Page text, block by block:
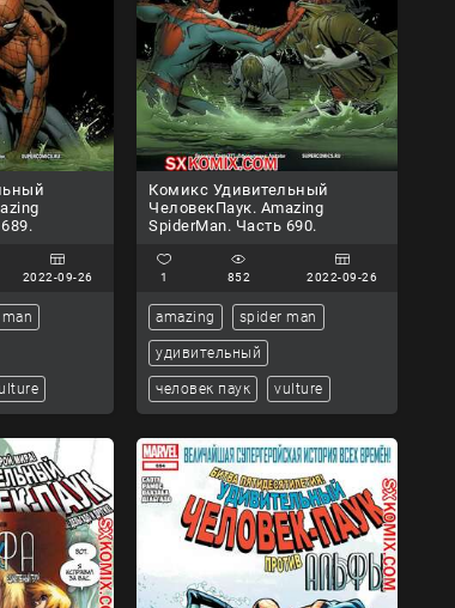
2022-09-26
Комикс Удивительный
ЧеловекПаук. Amazing
SpiderMan. Часть 690.
1 852 2022-09-26
amazing spider man
удивительный
человек паук vulture